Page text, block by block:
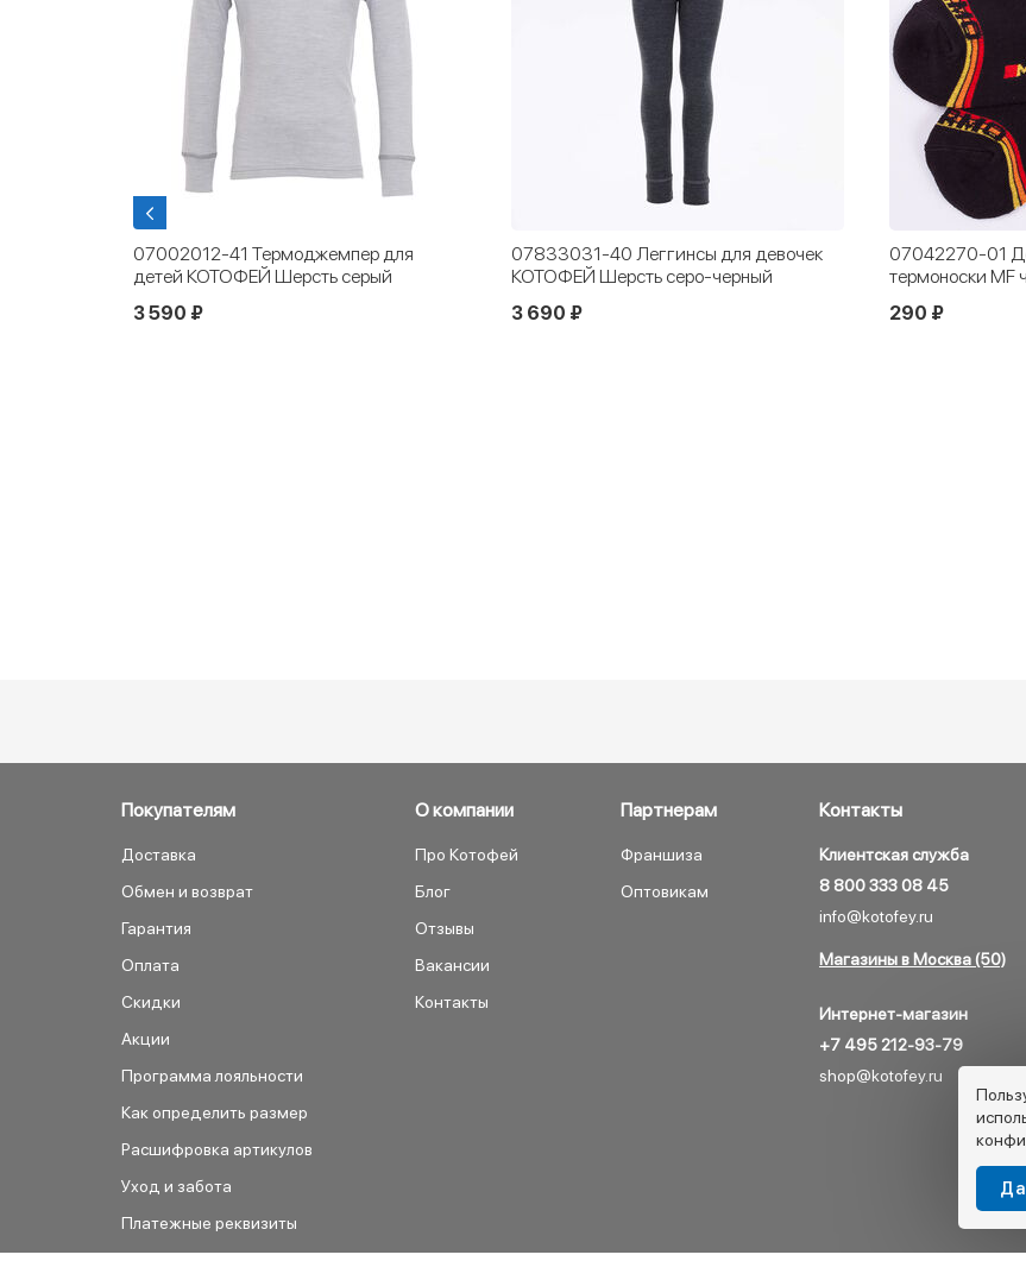
07002012-41 Термоджемпер для
детей КОТОФЕЙ Шерсть серый
3 590 ₽
07833031-40 Леггинсы для девочек
КОТОФЕЙ Шерсть серо-черный
3 690 ₽
07042270-01
термоноски MF
290 ₽
Покупателям
Доставка
Обмен и возврат
Гарантия
Оплата
Скидки
Акции
Программа лояльности
Как определить размер
Расшифровка артикулов
Уход и забота
Платежные реквизиты
О компании
Про Котофей
Блог
Отзывы
Вакансии
Контакты
Партнерам
Франшиза
Оптовикам
Контакты
Клиентская служба
8 800 333 08 45
info@kotofey.ru
Магазины в Москва (50)
Интернет-магазин
+7 495 212-93-79
shop@kotofey.ru